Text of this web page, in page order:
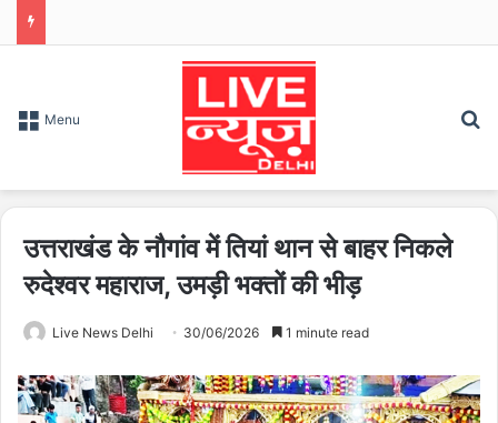
Menu
उत्तराखंड के नौगांव में तियां थान से बाहर निकले
रुदेश्वर महाराज, उमड़ी भक्तों की भीड़
Live News Delhi 30/06/2026 1 minute read